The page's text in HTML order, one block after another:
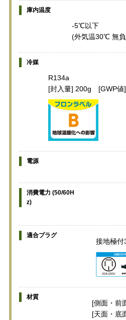
庫内温度
-5℃以下
(外気温30℃ 無
冷媒
R134a
[封入量] 200g [GWP
電源
消費電力 (50/60H
z)
適合プラグ
接地極
材質
[側面・前
[天面・底